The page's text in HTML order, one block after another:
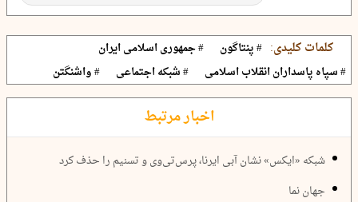
کلمات کلیدی: # پنتاگون
# جمهوری اسلامی ایران
# سپاه پاسداران انقلاب اسلامی
# شبکه اجتماعی # واشنگتن
اخبار مرتبط
شبکه «ایکس» نشان آبی ایرنا، پرس‌تی‌وی و تسنیم را حذف کرد
جهان نما